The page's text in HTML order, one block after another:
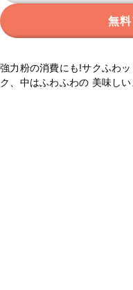
無
強力粉の消費にも!サクふわ
ク、中はふわふわの 美味し